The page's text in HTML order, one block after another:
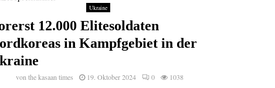
Ukraine
12.000 Elitesoldaten
in Kampfgebiet in der
vonthe kasaan times 19. Oktober 2024 0 1038